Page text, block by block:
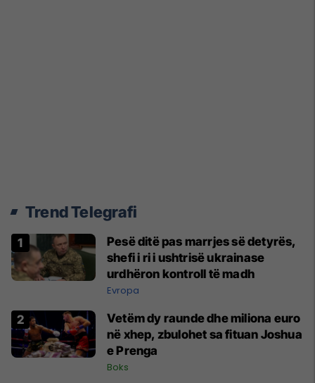
Trend Telegrafi
Pesë ditë pas marrjes së detyrës,
shefi i ri i ushtrisë ukrainase
urdhëron kontroll të madh
Evropa
Vetëm dy raunde dhe miliona euro
në xhep, zbulohet sa fituan Joshua
e Prenga
Boks